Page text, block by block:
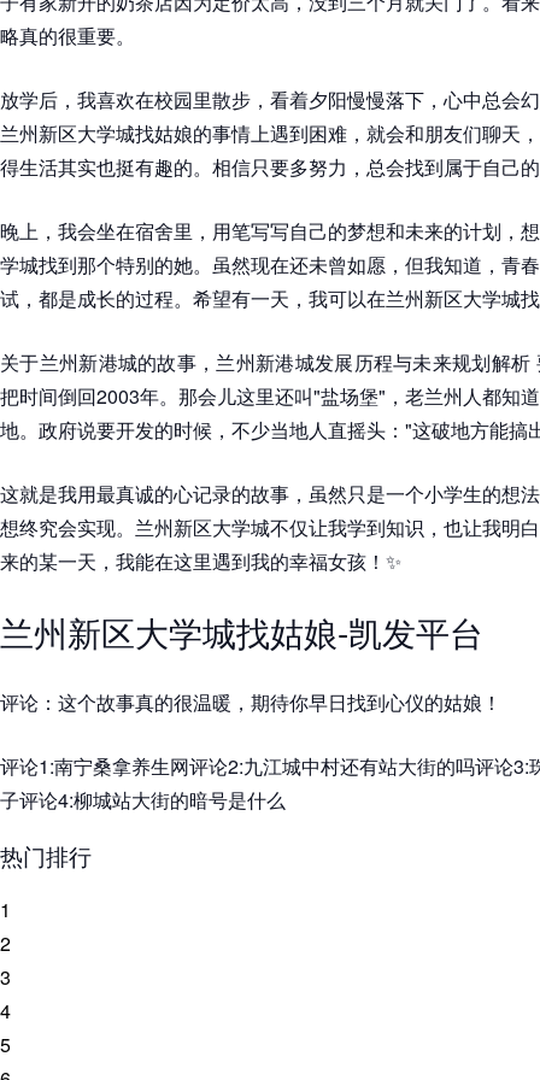
略真的很重要。
放学后，我喜欢在校园里散步，看着夕阳慢慢落下，心中总会
兰州新区大学城找姑娘的事情上遇到困难，就会和朋友们聊天
得生活其实也挺有趣的。相信只要多努力，总会找到属于自己
晚上，我会坐在宿舍里，用笔写写自己的梦想和未来的计划，
学城找到那个特别的她。虽然现在还未曾如愿，但我知道，青
试，都是成长的过程。希望有一天，我可以在兰州新区大学城
关于兰州新港城的故事，兰州新港城发展历程与未来规划解
把时间倒回2003年。那会儿这里还叫"盐场堡"，老兰州人都知
地。政府说要开发的时候，不少当地人直摇头："这破地方能搞
这就是我用最真诚的心记录的故事，虽然只是一个小学生的想
想终究会实现。兰州新区大学城不仅让我学到知识，也让我明
来的某一天，我能在这里遇到我的幸福女孩！✨
兰州新区大学城找姑娘-凯发平台
评论：这个故事真的很温暖，期待你早日找到心仪的姑娘！
评论1:南宁桑拿养生网评论2:九江城中村还有站大街的吗评论3:
子评论4:柳城站大街的暗号是什么
热门排行
1
2
3
4
5